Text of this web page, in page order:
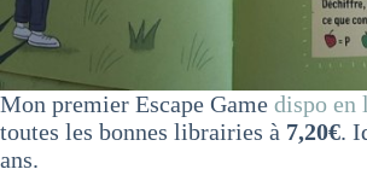
Mon premier Escape Game dispo en
toutes les bonnes librairies à 7,20€.
ans.